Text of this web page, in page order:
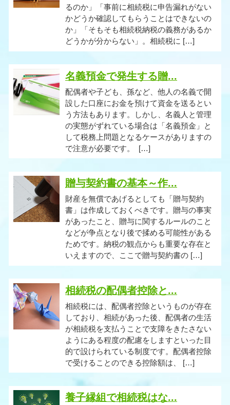
るのか」「事前に相続税に申告漏れがない
かどうか確認してもらうことはできないの
か」「そもそも相続税納税の義務があるか
どうかが分からない」。相続税に […]
名義預金で発生する贈...
配偶者や子ども、孫など、他人の名義で開
設した口座にお金を預けて資金を送るとい
う方法もあります。しかし、名義人と管理
の実態がずれている場合は「名義預金」と
して税務上問題となるケースがありますの
で注意が必要です。 […]
贈与契約書の基本～作...
財産を無償であげるとしても「贈与契約
書」は作成しておくべきです。贈与の事実
があったこと、贈与に関するルールのこと
などが争点となり後で揉める可能性がある
ためです。納税の観点からも重要な存在と
いえますので、ここで贈与契約書の […]
相続税の配偶者控除と...
相続税には、配偶者控除というものが存在
しており、相続があった後、配偶者の生活
が相続税を支払うことで支障をきたさない
ようにある程度の配慮をしますといった目
的で設けられている制度です。配偶者控除
で受けることのできる控除額は、 […]
養子縁組で相続税はな...